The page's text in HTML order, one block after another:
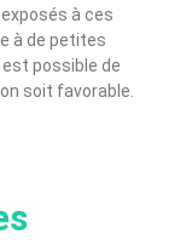
à ces
à de petites
possible de
soit favorable.